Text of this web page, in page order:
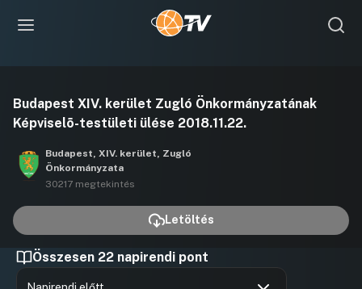
lejátszása
Budapest XIV. kerület Zugló Önkormányzatának
Képviselõ-testületi ülése 2018.11.22.
Budapest, XIV. kerület, Zugló
Önkormányzata
30217 megtekintés
Letöltés
Összesen 22 napirendi pont